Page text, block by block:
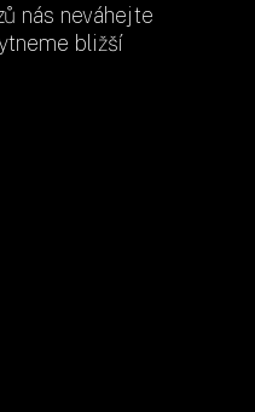
nás neváhejte
bližší